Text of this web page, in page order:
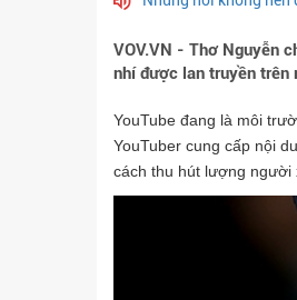
VOV.VN - Thơ Nguyễn
nhí được lan truyền trên
YouTube đang là môi
YouTuber cung cấp nội
cách thu hút lượng người